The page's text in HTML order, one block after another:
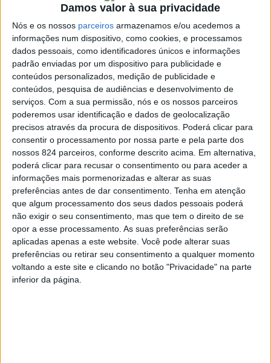
Damos valor à sua privacidade
Nós e os nossos parceiros armazenamos e/ou acedemos a
informações num dispositivo, como cookies, e processamos
dados pessoais, como identificadores únicos e informações
padrão enviadas por um dispositivo para publicidade e
conteúdos personalizados, medição de publicidade e
conteúdos, pesquisa de audiências e desenvolvimento de
serviços. Com a sua permissão, nós e os nossos parceiros
poderemos usar identificação e dados de geolocalização
precisos através da procura de dispositivos. Poderá clicar para
consentir o processamento por nossa parte e pela parte dos
nossos 824 parceiros, conforme descrito acima. Em alternativa,
poderá clicar para recusar o consentimento ou para aceder a
informações mais pormenorizadas e alterar as suas
preferências antes de dar consentimento. Tenha em atenção
que algum processamento dos seus dados pessoais poderá
não exigir o seu consentimento, mas que tem o direito de se
opor a esse processamento. As suas preferências serão
aplicadas apenas a este website. Você pode alterar suas
preferências ou retirar seu consentimento a qualquer momento
voltando a este site e clicando no botão "Privacidade" na parte
inferior da página.
Azemeis.net
25 de Fevereiro de 2021, 22:03
As empresas de calçado do concelho têm uma forte
presença na lista PME Líder 2020